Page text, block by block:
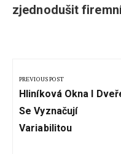
zjednodušit
pro
příspěvek
PREVIOUS POST
Previous
Post:
Hliníková Okna I
Se Vyznačují
Variabilitou